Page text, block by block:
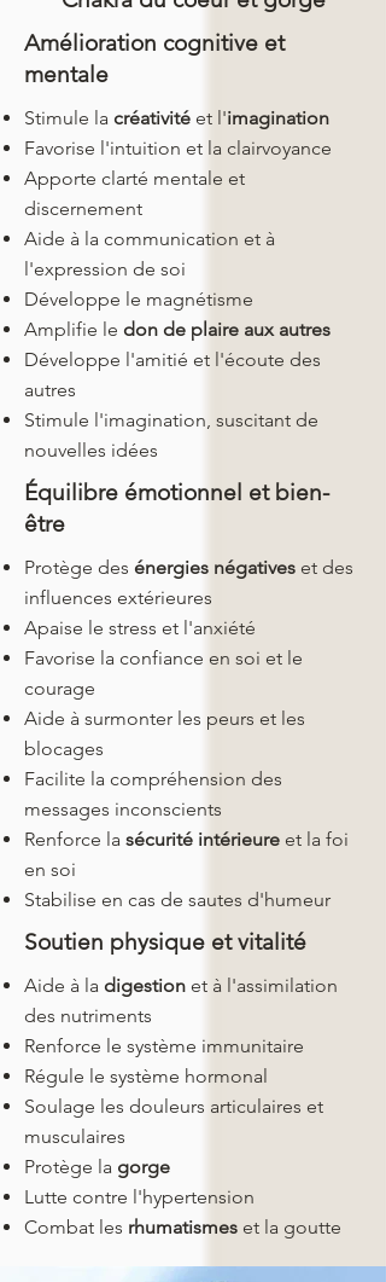
Amélioration cognitive et
mentale
Stimule la créativité et l'imagination
Favorise l'intuition et la clairvoyance
Apporte clarté mentale et
discernement
Aide à la communication et à
l'expression de soi
Développe le magnétisme
Amplifie le don de plaire aux autres
Développe l'amitié et l'écoute des
autres
Stimule l'imagination, suscitant de
nouvelles idées
Équilibre émotionnel et bien-
être
Protège des énergies négatives et des
influences extérieures
Apaise le stress et l'anxiété
Favorise la confiance en soi et le
courage
Aide à surmonter les peurs et les
blocages
Facilite la compréhension des
messages inconscients
Renforce la sécurité intérieure et la foi
en soi
Stabilise en cas de sautes d'humeur
Soutien physique et vitalité
Aide à la digestion et à l'assimilation
des nutriments
Renforce le système immunitaire
Régule le système hormonal
Soulage les douleurs articulaires et
musculaires
Protège la gorge
Lutte contre l'hypertension
Combat les rhumatismes et la goutte